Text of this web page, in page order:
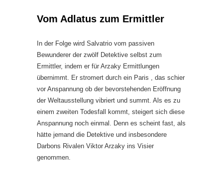
Vom Adlatus zum Ermittler
In der Folge wird Salvatrio vom passiven
Bewunderer der zwölf Detektive selbst zum
Ermittler, indem er für Arzaky Ermittlungen
übernimmt. Er stromert durch ein Paris , das schier
vor Anspannung ob der bevorstehenden Eröffnung
der Weltausstellung vibriert und summt. Als es zu
einem zweiten Todesfall kommt, steigert sich diese
Anspannung noch einmal. Denn es scheint fast, als
hätte jemand die Detektive und insbesondere
Darbons Rivalen Viktor Arzaky ins Visier
genommen.